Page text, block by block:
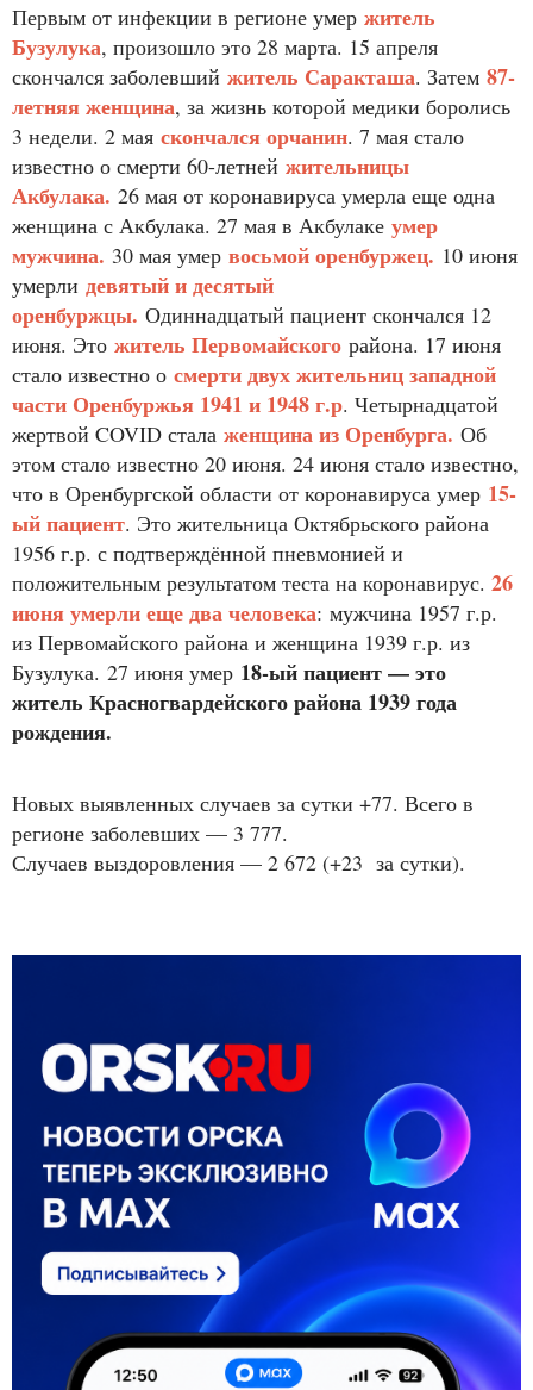
Первым от инфекции в регионе умер житель
Бузулука, произошло это 28 марта. 15 апреля
скончался заболевший житель Саракташа. Затем 87-
летняя женщина, за жизнь которой медики боролись
3 недели. 2 мая скончался орчанин. 7 мая стало
известно о смерти 60-летней жительницы
Акбулака. 26 мая от коронавируса умерла еще одна
женщина с Акбулака. 27 мая в Акбулаке умер
мужчина. 30 мая умер восьмой оренбуржец. 10 июня
умерли девятый и десятый
оренбуржцы. Одиннадцатый пациент скончался 12
июня. Это житель Первомайского района. 17 июня
стало известно о смерти двух жительниц западной
части Оренбуржья 1941 и 1948 г.р. Четырнадцатой
жертвой COVID стала женщина из Оренбурга. Об
этом стало известно 20 июня. 24 июня стало известно,
что в Оренбургской области от коронавируса умер 15-
ый пациент. Это жительница Октябрьского района
1956 г.р. с подтверждённой пневмонией и
положительным результатом теста на коронавирус. 26
июня умерли еще два человека: мужчина 1957 г.р.
из Первомайского района и женщина 1939 г.р. из
Бузулука. 27 июня умер 18-ый пациент — это
житель Красногвардейского района 1939 года
рождения.
Новых выявленных случаев за сутки +77. Всего в
регионе заболевших — 3 777.
Случаев выздоровления — 2 672 (+23 за сутки).